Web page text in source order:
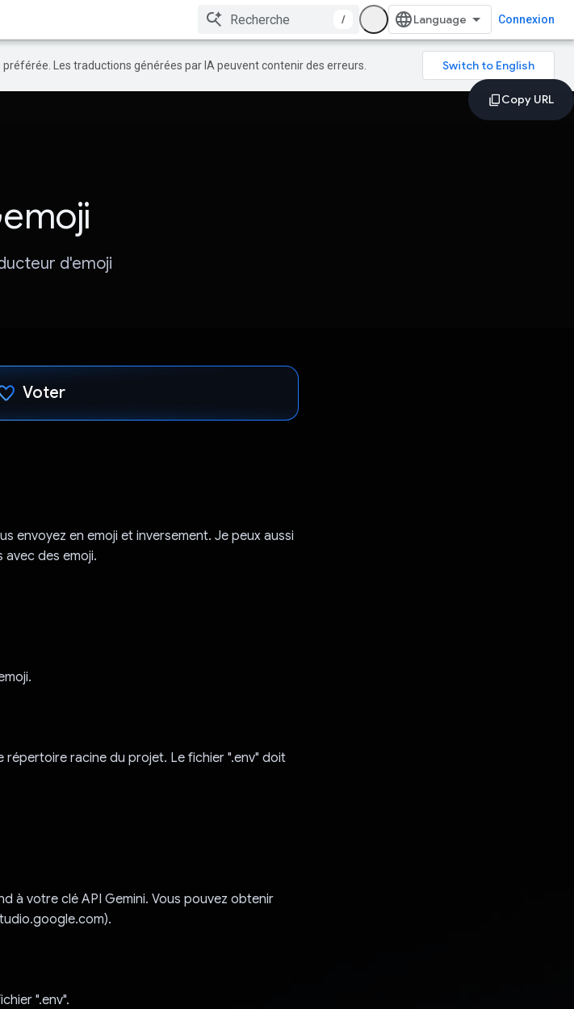
/ Connexion
Les traductions générées par IA peuvent contenir des erreurs.
d'emoji
Voter
envoyez en emoji et inversement. Je peux aussi
avec des emoji.
répertoire racine du projet. Le fichier ".env" doit
à votre clé API Gemini. Vous pouvez obtenir
".env".